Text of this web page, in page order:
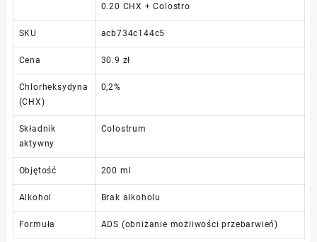
0.20 CHX + Colostro
SKU acb734c144c5
Cena 30.9 zł
Chlorheksydyna
(CHX)
0,2%
Składnik
aktywny
Colostrum
Objętość 200 ml
Alkohol Brak alkoholu
Formuła ADS (obniżanie możliwości przebarwień)